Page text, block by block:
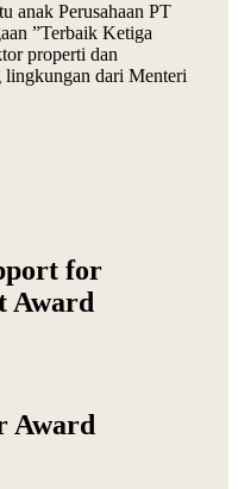
anak Perusahaan PT
”Terbaik Ketiga
properti dan
lingkungan dari Menteri
for
Award
Award